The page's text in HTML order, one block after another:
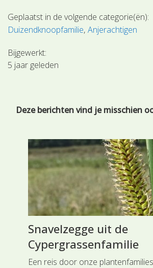
Geplaatst in de volgende categorie(ën):
Duizendknoopfamilie Anjerachtigen
Bijgewerkt:
5 jaar geleden
Deze berichten vind je misschien
Snavelzegge uit de
Cypergrassenfamilie
Een reis door onze